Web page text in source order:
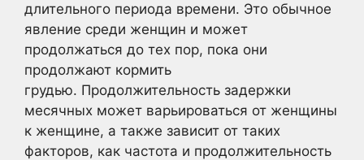
длительного периода времени. Это обычное
явление среди женщин и может
продолжаться до тех пор, пока они
продолжают кормить
грудью. Продолжительность задержки
месячных может варьироваться от женщины
к женщине, а также зависит от таких
факторов, как частота и продолжительность